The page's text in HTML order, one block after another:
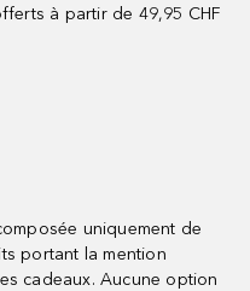
à partir de 49,95 CHF
uniquement de
portant la mention
cadeaux. Aucune option